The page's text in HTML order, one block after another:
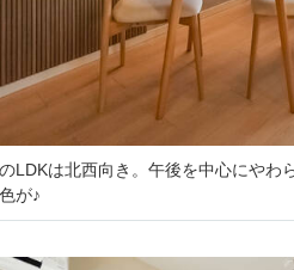
LDKは北西向き。午後を中心にやわ
が♪